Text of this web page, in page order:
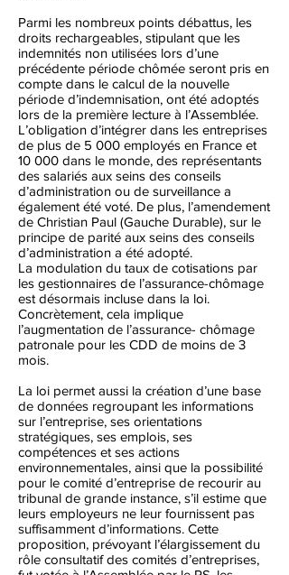
Parmi les nombreux points débattus, les
droits rechargeables, stipulant que les
indemnités non utilisées lors d’une
précédente période chômée seront pris en
compte dans le calcul de la nouvelle
période d’indemnisation, ont été adoptés
lors de la première lecture à l’Assemblée.
L’obligation d’intégrer dans les entreprises
de plus de 5 000 employés en France et
10 000 dans le monde, des représentants
des salariés aux seins des conseils
d’administration ou de surveillance a
également été voté. De plus, l’amendement
de Christian Paul (Gauche Durable), sur le
principe de parité aux seins des conseils
d’administration a été adopté.
La modulation du taux de cotisations par
les gestionnaires de l’assurance-chômage
est désormais incluse dans la loi.
Concrètement, cela implique
l’augmentation de l’assurance- chômage
patronale pour les CDD de moins de 3
mois.
La loi permet aussi la création d’une base
de données regroupant les informations
sur l’entreprise, ses orientations
stratégiques, ses emplois, ses
compétences et ses actions
environnementales, ainsi que la possibilité
pour le comité d’entreprise de recourir au
tribunal de grande instance, s’il estime que
leurs employeurs ne leur fournissent pas
suffisamment d’informations. Cette
proposition, prévoyant l’élargissement du
rôle consultatif des comités d’entreprises,